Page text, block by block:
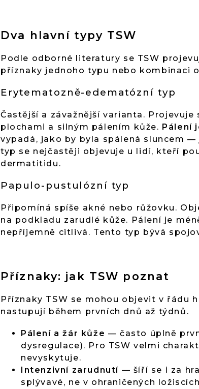
Dva hlavní typy TSW
Podle odborné literatury se TSW
příznaky jednoho typu nebo kombinaci
Erytematozně-edematózní typ
Častější a závažnější varianta.
plochami a silným pálením kůže. Pálení
vypadá, jako by byla spálená sluncem
typ se nejčastěji objevuje u lidí, kteří
dermatitidu.
Papulo-pustulózní typ
Připomíná spíše akné nebo růžovku.
na podkladu zarudlé kůže. Pálení je
nepříjemně citlivá. Tento typ bývá
Příznaky: jak TSW poznat
Příznaky TSW se mohou objevit v řádu
nastupují během prvních dnů až týdnů.
Pálení a žár kůže — často úplně
dysregulace). Pro TSW velmi
nevyskytuje.
Intenzivní zarudnutí — šíří se i za
splývavé, ne v ohraničených